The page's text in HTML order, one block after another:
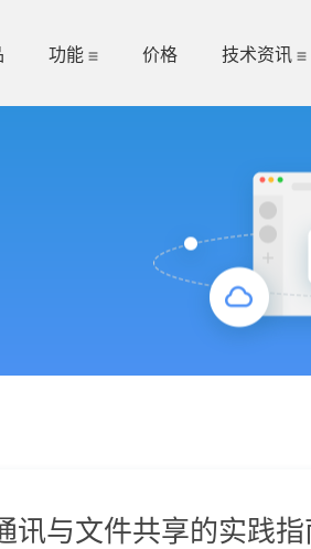
功能 价格 技术资讯
讯与文件共享的实践指